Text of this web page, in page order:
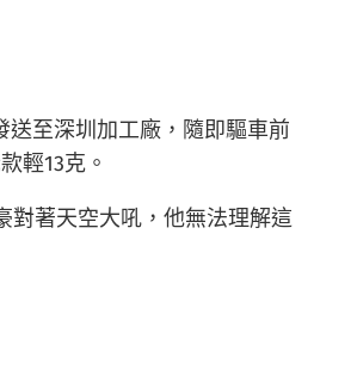
至深圳加工廠，隨即驅車前
輕13克。
對著天空大吼，他無法理解這